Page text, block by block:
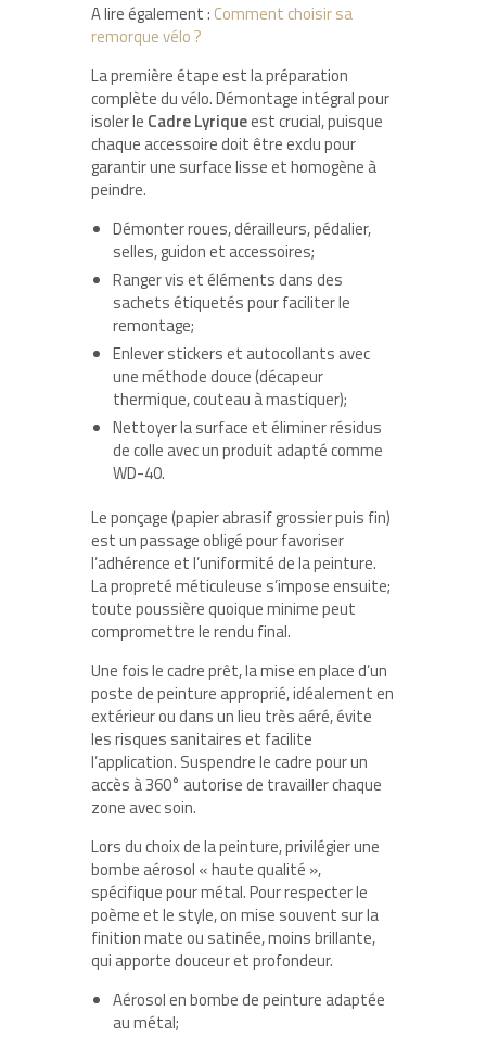
A lire également : Comment choisir sa
remorque vélo ?
La première étape est la préparation
complète du vélo. Démontage intégral pour
isoler le Cadre Lyriqueest crucial, puisque
chaque accessoire doit être exclu pour
garantir une surface lisse et homogène à
peindre.
Démonter roues, dérailleurs, pédalier,
selles, guidon et accessoires;
Ranger vis et éléments dans des
sachets étiquetés pour faciliter le
remontage;
Enlever stickers et autocollants avec
une méthode douce (décapeur
thermique, couteau à mastiquer);
Nettoyer la surface et éliminer résidus
de colle avec un produit adapté comme
WD-40.
Le ponçage (papier abrasif grossier puis fin)
est un passage obligé pour favoriser
l’adhérence et l’uniformité de la peinture.
La propreté méticuleuse s’impose ensuite;
toute poussière quoique minime peut
compromettre le rendu final.
Une fois le cadre prêt, la mise en place d’un
poste de peinture approprié, idéalement en
extérieur ou dans un lieu très aéré, évite
les risques sanitaires et facilite
l’application. Suspendre le cadre pour un
accès à 360° autorise de travailler chaque
zone avec soin.
Lors du choix de la peinture, privilégier une
bombe aérosol « haute qualité »,
spécifique pour métal. Pour respecter le
poème et le style, on mise souvent sur la
finition mate ou satinée, moins brillante,
qui apporte douceur et profondeur.
Aérosol en bombe de peinture adaptée
au métal;